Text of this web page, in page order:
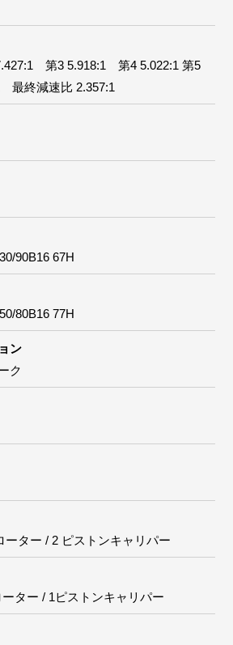
第3 5.918:1 第4 5.022:1 第5
終減速比 2.357:1
90B16 67H
80B16 77H
ン
ク
ーター / 2 ピストンキャリパー
ター / 1ピストンキャリパー